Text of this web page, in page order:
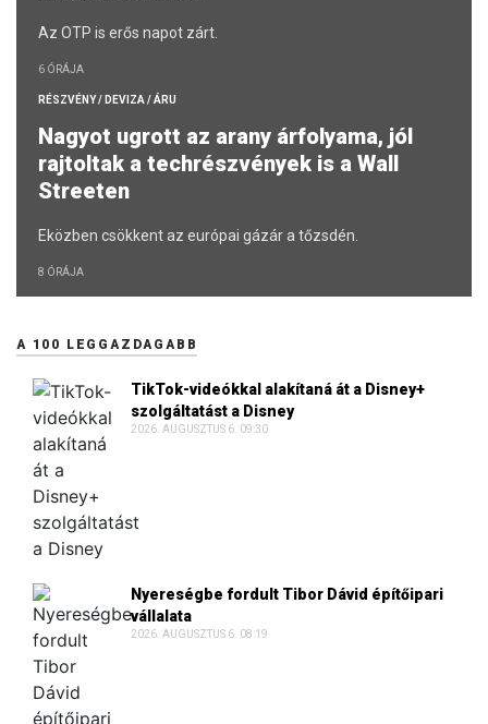
Az OTP is erős napot zárt.
6 ÓRÁJA
RÉSZVÉNY / DEVIZA / ÁRU
Nagyot ugrott az arany árfolyama, jól
rajtoltak a techrészvények is a Wall
Streeten
Eközben csökkent az európai gázár a tőzsdén.
8 ÓRÁJA
A 100 LEGGAZDAGABB
TikTok-videókkal alakítaná át a Disney+
szolgáltatást a Disney
2026. AUGUSZTUS 6. 09:30
Nyereségbe fordult Tibor Dávid építőipari
vállalata
2026. AUGUSZTUS 6. 08:19